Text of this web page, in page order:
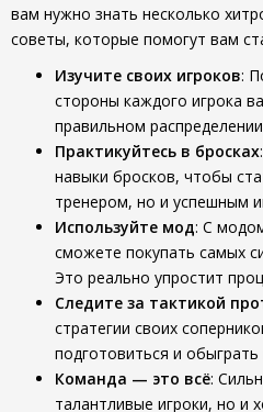
вам нужно знать несколько
советы, которые помогут вам
Изучите своих игроков:
стороны каждого игрока
правильном
Практикуйтесь в бросках
навыки бросков, чтобы
тренером, но и успешным
Используйте мод: С
сможете покупать самых
Это реально упростит
Следите за тактикой
стратегии своих
подготовиться и обыграть
Команда — это всё:
талантливые игроки, но и